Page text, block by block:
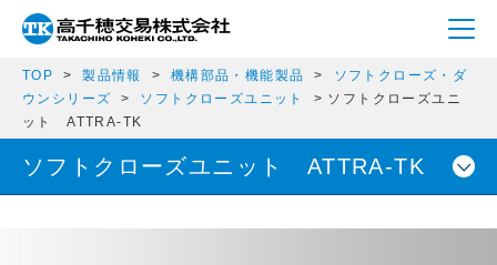
TOP 製品情報 機構部品・機能製品
ソフトクローズ・ダ
ウンシリーズ
ソフトクローズユニット
ソフトクローズユニ
ット ATTRA-TK
ソフトクローズユニット ATTRA-TK